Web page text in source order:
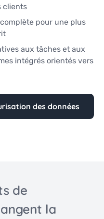
clients
pour une plus
aux tâches et aux
intégrés orientés vers
des données
de
la